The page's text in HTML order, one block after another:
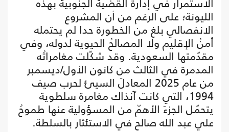
الليونة؛ على الرغم من أن المشروع
الانفصالي بلغ من الخطورة حدا لم يحتمله
أمنُ الإقليم ولا المصالحُ الحيوية لدوله، وفي
مقدّمتها السعودية. وقد شكّلت مغامراتُه
المدمرة في الثالث من كانون الأول/ديسمبر
من عام 2025 المعادلَ السيئ لحرب صيف
1994، التي كانت آنذاك مغامرة سلطوية
يتحمّل الجزءَ الأهمّ من المسؤولية عنها طموحُ
علي عبد الله صالح في الاستئثار بالسلطة.